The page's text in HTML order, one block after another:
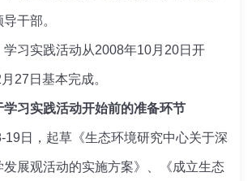
干部。
实践活动从2008年10月20日开
27日基本完成。
学习实践活动开始前的准备环节
日，起草《生态环境研究中心关于深
发展观活动的实施方案》、《成立生态